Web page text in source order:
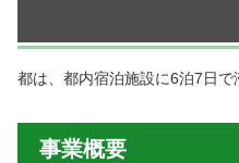
都は、都内宿泊施設に6泊7日で
事業概要